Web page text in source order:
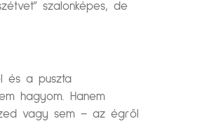
szalonképes, de
és a puszta
hagyom. Hanem
vagy sem – az égről